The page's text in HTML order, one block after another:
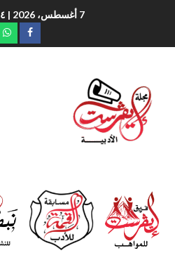
7 أغسطس، 2026 | ٣:٢٦:٢٥ ص